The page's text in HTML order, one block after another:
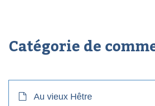
Catégorie de
Au vieux Hêtre